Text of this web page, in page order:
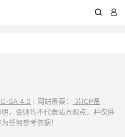
 
SA 4.0 | 网站备案：
苏ICP备
明，否则均不代表站方观点，并仅供
任何参考依据！